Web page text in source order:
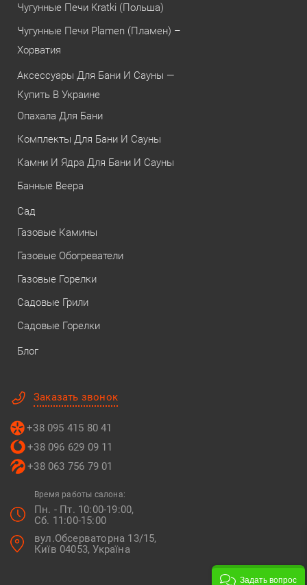
Чугунные Печи Kratki (Польша)
Чугунные Печи Plamen (Пламен) –
Хорватия
Аксессуары Для Бани И Сауны —
Купить В Украине
Опахала Для Бани
Комплекты Для Бани И Сауны
Камни И Ядра Для Бани И Сауны
Банные Веера
Сад
Газовые Камины
Газовые Обогреватели
Газовые Горелки
Садовые Грили
Садовые Горелки
Блог
Заказать звонок
+38 095 415 80 41
+38 096 629 09 11
+38 063 756 79 01
Время работы салона:
Пн. - Пт. 10:00-19:00,
Сб. 11:00-15:00
вул.Обсерваторна 13/15,
Київ 04053, Україна
Задать вопрос